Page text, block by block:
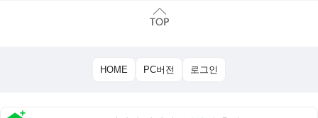
HOME PC버전 로그인